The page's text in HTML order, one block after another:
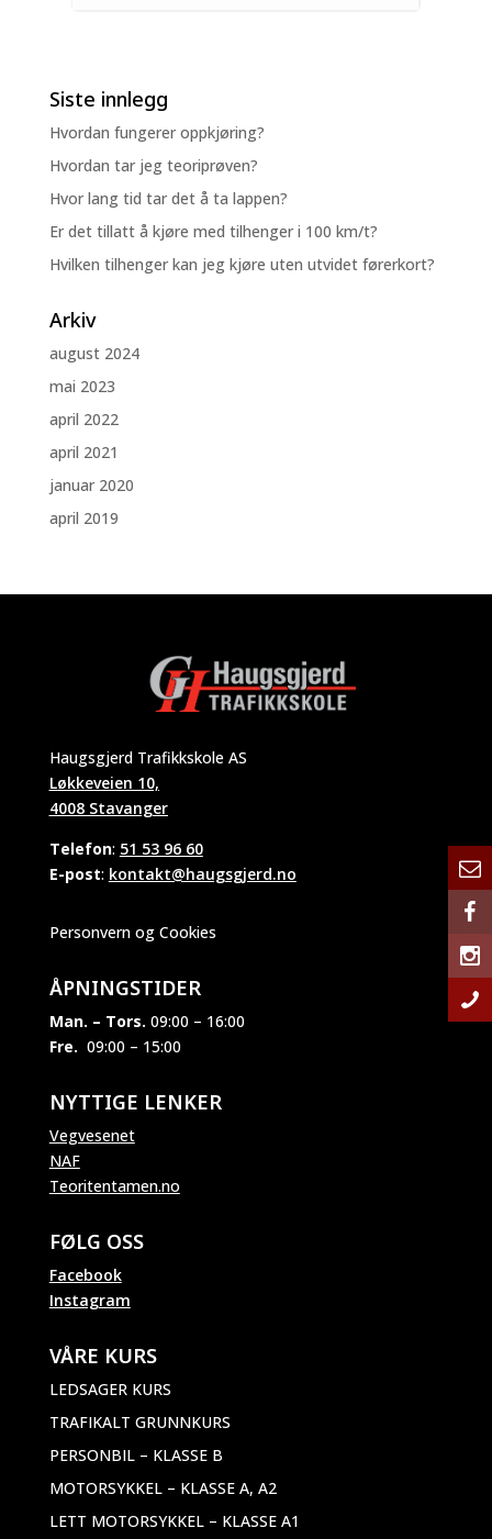
Siste innlegg
Hvordan fungerer oppkjøring?
Hvordan tar jeg teoriprøven?
Hvor lang tid tar det å ta lappen?
Er det tillatt å kjøre med tilhenger i 100 km/t?
Hvilken tilhenger kan jeg kjøre uten utvidet førerkort?
Arkiv
august 2024
mai 2023
april 2022
april 2021
januar 2020
april 2019
Haugsgjerd Trafikkskole AS
Løkkeveien 10,
4008 Stavanger
Telefon: 51 53 96 60
E-post: kontakt@haugsgjerd.no
Personvern og Cookies
ÅPNINGSTIDER
Man. – Tors. 09:00 – 16:00
Fre. 09:00 – 15:00
NYTTIGE LENKER
Vegvesenet
NAF
Teoritentamen.no
FØLG OSS
Facebook
Instagram
VÅRE KURS
LEDSAGER KURS
TRAFIKALT GRUNNKURS
PERSONBIL – KLASSE B
MOTORSYKKEL – KLASSE A, A2
LETT MOTORSYKKEL – KLASSE A1